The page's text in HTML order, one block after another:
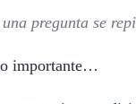
pregunta se
importante…